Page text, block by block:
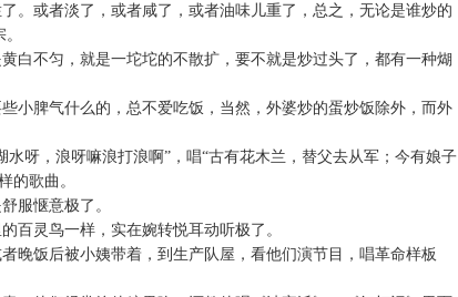
。或者淡了，或者咸了，或者油味儿重了，总之，无论是谁炒的
白不匀，就是一坨坨的不散扩，要不就是炒过头了，都有一种煳
小脾气什么的，总不爱吃饭，当然，外婆炒的蛋炒饭除外，而外
呀，浪呀嘛浪打浪啊”，唱“古有花木兰，替父去从军；今有娘子
的歌曲。
服惬意极了。
百灵鸟一样，实在婉转悦耳动听极了。
晚饭后被小姨带着，到生产队屋，看他们演节目，唱革命样板